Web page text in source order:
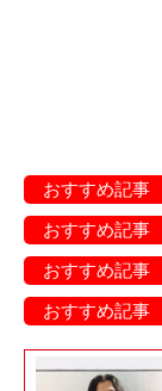
おすすめ記事
おすすめ記事
おすすめ記事
おすすめ記事